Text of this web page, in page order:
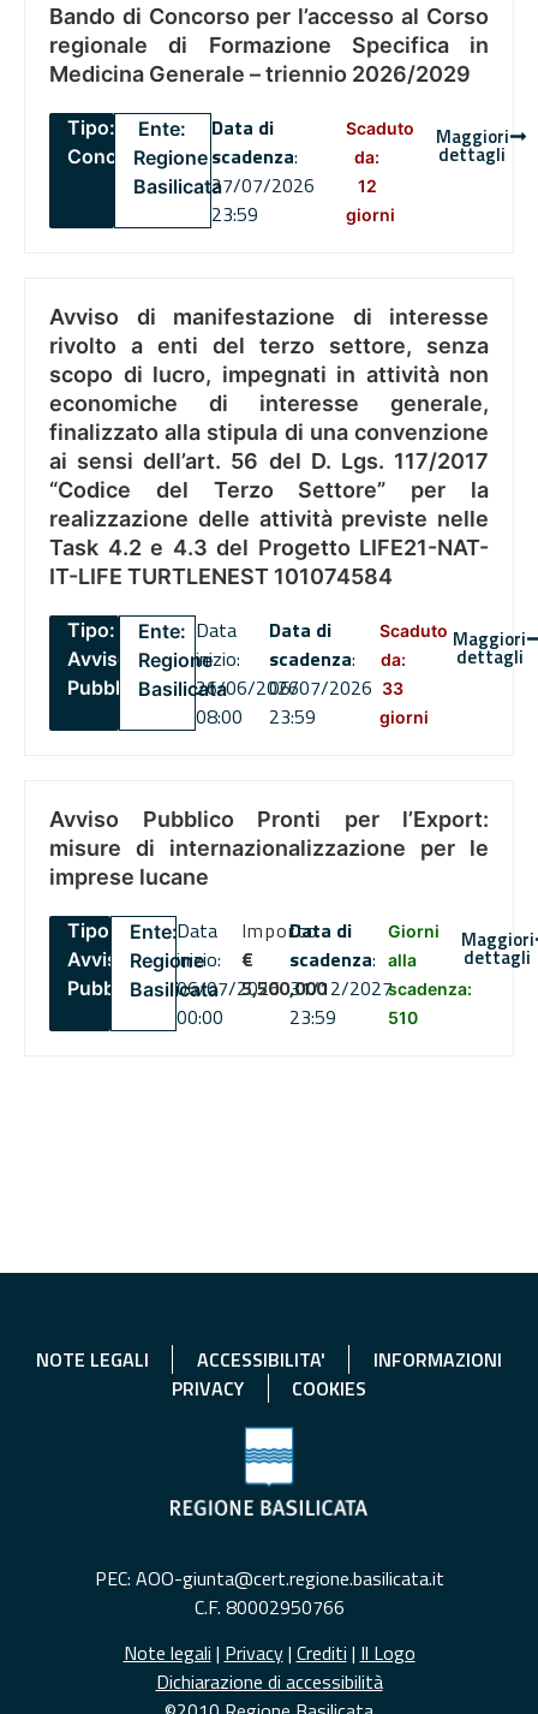
Bando di Concorso per l’accesso al Corso
regionale di Formazione Specifica in
Medicina Generale – triennio 2026/2029
Tipo:
Concorsi
Ente:
Regione
Basilicata
Data di
scadenza:
27/07/2026
23:59
Scaduto
da:
12
giorni
Maggiori
dettagli
Avviso di manifestazione di interesse
rivolto a enti del terzo settore, senza
scopo di lucro, impegnati in attività non
economiche di interesse generale,
finalizzato alla stipula di una convenzione
ai sensi dell’art. 56 del D. Lgs. 117/2017
“Codice del Terzo Settore” per la
realizzazione delle attività previste nelle
Task 4.2 e 4.3 del Progetto LIFE21-NAT-
IT-LIFE TURTLENEST 101074584
Tipo:
Avviso
Pubblico
Ente:
Regione
Basilicata
Data
inizio:
26/06/2026
08:00
Data di
scadenza:
06/07/2026
23:59
Scaduto
da:
33
giorni
Maggiori
dettagli
Avviso Pubblico Pronti per l’Export:
misure di internazionalizzazione per le
imprese lucane
Tipo:
Avviso
Pubblico
Ente:
Regione
Basilicata
Data
inizio:
06/07/2026
00:00
Importo
€
5,500,000
Data di
scadenza:
31/12/2027
23:59
Giorni
alla
scadenza:
510
Maggiori
dettagli
NOTE LEGALI ACCESSIBILITA'
INFORMAZIONI
PRIVACY
COOKIES
PEC: AOO-giunta@cert.regione.basilicata.it
C.F. 80002950766
Note legali | Privacy| Crediti | Il Logo
Dichiarazione di accessibilità